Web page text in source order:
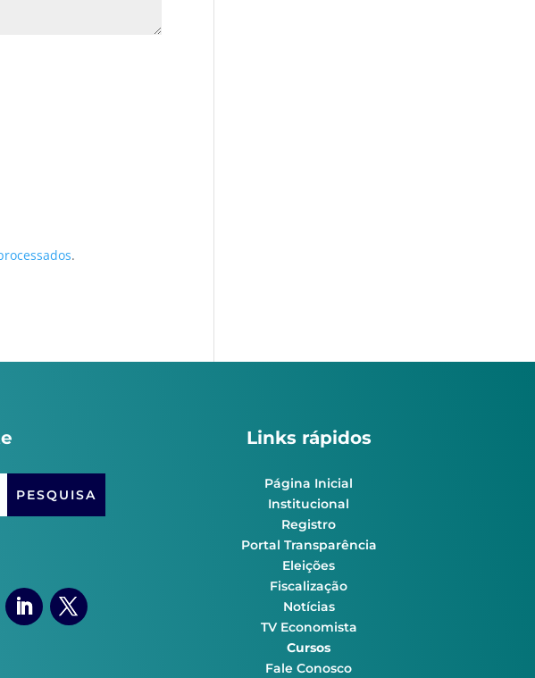
.
Links rápidos
Página Inicial
Institucional
Registro
Portal Transparência
Eleições
Fiscalização
Notícias
TV Economista
Cursos
Fale Conosco